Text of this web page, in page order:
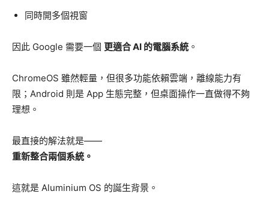
同時開多個視窗
因此 Google 需要一個 更適合 AI 的電腦系統 。
ChromeOS 雖然輕量，但很多功能依賴雲端，離線能力有
限；Android 則是 App 生態完整，但桌面操作一直做得不夠
理想。
最直接的解法就是——
重新整合兩個系統。
這就是 Aluminium OS 的誕生背景。